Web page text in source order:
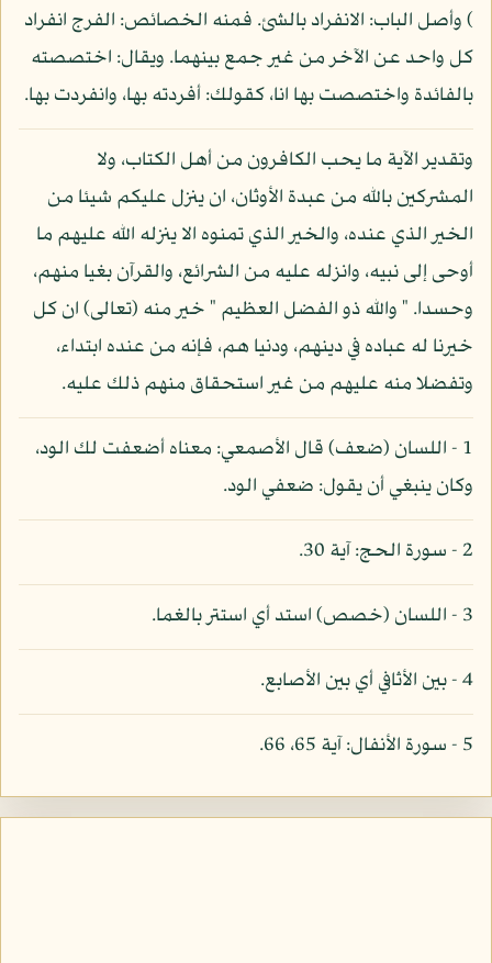
) وأصل الباب: الانفراد بالشئ. فمنه الخصائص: الفرج انفراد
كل واحد عن الآخر من غير جمع بينهما. ويقال: اختصصته
بالفائدة واختصصت بها انا، كقولك: أفردته بها، وانفردت بها.
وتقدير الآية ما يحب الكافرون من أهل الكتاب، ولا
المشركين بالله من عبدة الأوثان، ان ينزل عليكم شيئا من
الخير الذي عنده، والخير الذي تمنوه الا ينزله الله عليهم ما
أوحى إلى نبيه، وانزله عليه من الشرائع، والقرآن بغيا منهم،
وحسدا. " والله ذو الفضل العظيم " خير منه (تعالى) ان كل
خيرنا له عباده في دينهم، ودنيا هم، فإنه من عنده ابتداء،
وتفضلا منه عليهم من غير استحقاق منهم ذلك عليه.
1 - اللسان (ضعف) قال الأصمعي: معناه أضعفت لك الود،
وكان ينبغي أن يقول: ضعفي الود.
2 - سورة الحج: آية 30.
3 - اللسان (خصص) استد أي استتر بالغما.
4 - بين الأثافي أي بين الأصابع.
5 - سورة الأنفال: آية 65، 66.